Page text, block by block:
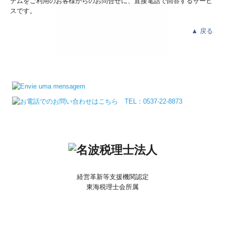
スです。
▲ 戻る
経営革新等支援機関認定
東海税理士会所属